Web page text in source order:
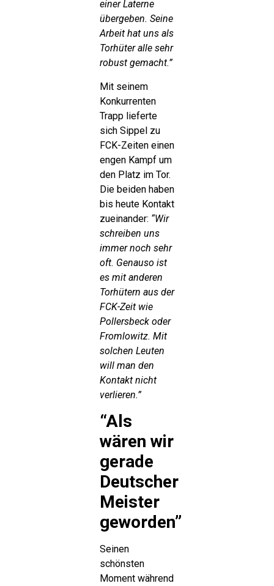
einer Laterne
übergeben. Seine
Arbeit hat uns als
Torhüter alle sehr
robust gemacht.”
Mit seinem
Konkurrenten
Trapp lieferte
sich Sippel zu
FCK-Zeiten einen
engen Kampf um
den Platz im Tor.
Die beiden haben
bis heute Kontakt
zueinander: “Wir
schreiben uns
immer noch sehr
oft. Genauso ist
es mit anderen
Torhütern aus der
FCK-Zeit wie
Pollersbeck oder
Fromlowitz. Mit
solchen Leuten
will man den
Kontakt nicht
verlieren.”
“Als
wären wir
gerade
Deutscher
Meister
geworden”
Seinen
schönsten
Moment während